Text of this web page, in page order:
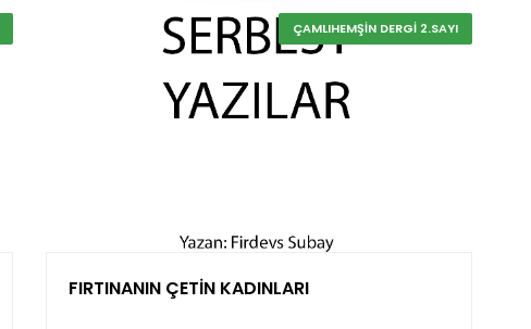
ÇAMLIHEMŞİN DERGİ 2.SAYI
FIRTINANIN ÇETİN KADINLARI